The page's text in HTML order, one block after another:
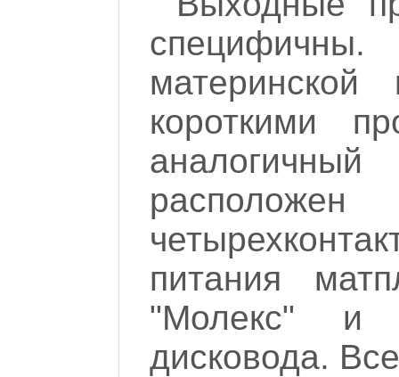
короткими
питания
"Молекс" и
дисковода.